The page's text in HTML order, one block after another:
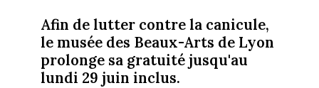
Afin de lutter contre la canicule,
le musée des Beaux-Arts de Lyon
prolonge sa gratuité jusqu'au
lundi 29 juin inclus.